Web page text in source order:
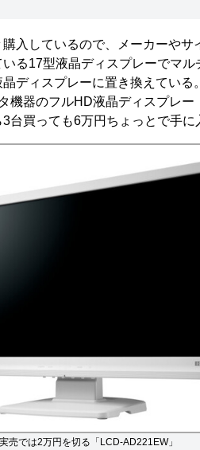
入しているので、メーカーやサ
る17型液晶ディスプレーでマル
ディスプレーに置き換えている
機器のフルHD液晶ディスプレー
台買っても6万円ちょっとで手に
売では2万円を切る「LCD-AD221EW」